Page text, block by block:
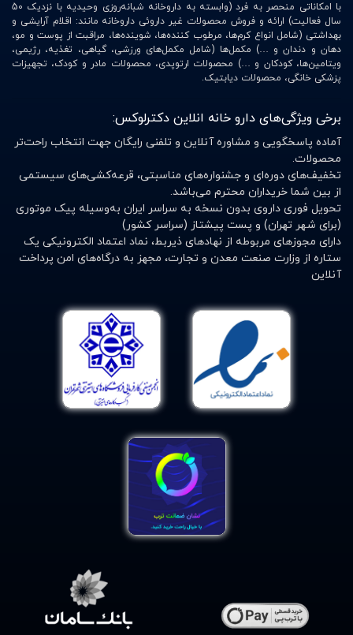
با امکاناتی منحصر به فرد (وابسته به داروخانه شبانه‌روزی وحیدیه با نزدیک 50
سال فعالیت) ارائه و فروش محصولات غیر داروئی داروخانه مانند: اقلام آرایشی و
بهداشتی (شامل انواع کرم‌ها، مرطوب کننده‌ها، شوینده‌ها، مراقبت از پوست و مو،
دهان و دندان و …) مکمل‌ها (شامل مکمل‌های ورزشی، گیاهی، تغذیه، رژیمی،
ویتامین‌ها، کودکان و …) محصولات ارتوپدی، محصولات مادر و کودک، تجهیزات
پزشکی خانگی، محصولات دیابتیک.
برخی ویژگی‌های دارو خانه انلاین دکترلوکس:
آماده پاسخگویی و مشاوره آنلاین و تلفنی رایگان جهت انتخاب راحت‌تر
محصولات.
تخفیف‌های دوره‌ای و جشنواره‌های مناسبتی، قرعه‌کشی‌های سیستمی
از بین شما خریداران محترم می‌باشد.
تحویل فوری داروی بدون نسخه به سراسر ایران به‌وسیله پیک موتوری
(برای شهر تهران) و پست پیشتاز (سراسر کشور)
دارای مجوزهای مربوطه از نهادهای ذیربط، نماد اعتماد الکترونیکی یک
ستاره از وزارت صنعت معدن و تجارت، مجهز به درگاه‌های امن پرداخت
آنلاین